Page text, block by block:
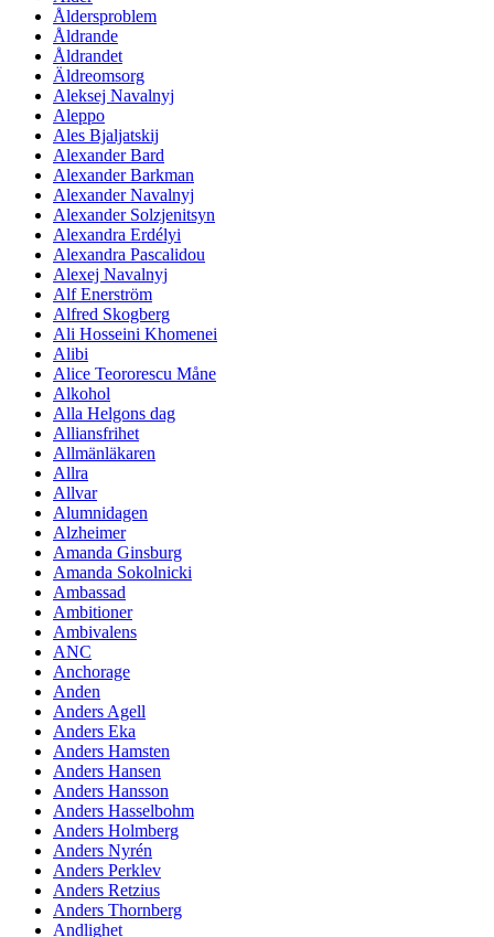
Åldersproblem
Åldrande
Åldrandet
Äldreomsorg
Aleksej Navalnyj
Aleppo
Ales Bjaljatskij
Alexander Bard
Alexander Barkman
Alexander Navalnyj
Alexander Solzjenitsyn
Alexandra Erdélyi
Alexandra Pascalidou
Alexej Navalnyj
Alf Enerström
Alfred Skogberg
Ali Hosseini Khomenei
Alibi
Alice Teororescu Måne
Alkohol
Alla Helgons dag
Alliansfrihet
Allmänläkaren
Allra
Allvar
Alumnidagen
Alzheimer
Amanda Ginsburg
Amanda Sokolnicki
Ambassad
Ambitioner
Ambivalens
ANC
Anchorage
Anden
Anders Agell
Anders Eka
Anders Hamsten
Anders Hansen
Anders Hansson
Anders Hasselbohm
Anders Holmberg
Anders Nyrén
Anders Perklev
Anders Retzius
Anders Thornberg
Andlighet